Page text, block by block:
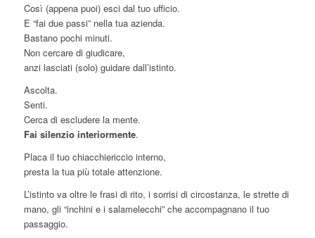
Così (appena puoi) esci dal tuo ufficio.
E “fai due passi” nella tua azienda.
Bastano pochi minuti.
Non cercare di giudicare,
anzi lasciati (solo) guidare dall’istinto.
Ascolta.
Senti.
Cerca di escludere la mente.
Fai silenzio interiormente.
Placa il tuo chiacchiericcio interno,
presta la tua più totale attenzione.
L’istinto va oltre le frasi di rito, i sorrisi di circostanza, le strette di
mano, gli “inchini e i salamelecchi” che accompagnano il tuo
passaggio.